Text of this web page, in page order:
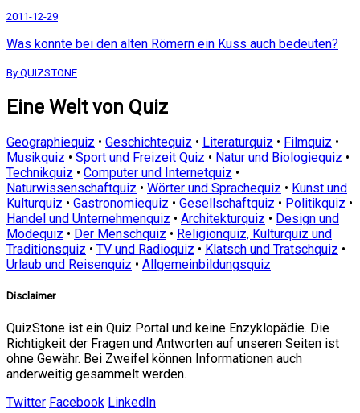
2011-12-29
Was konnte bei den alten Römern ein Kuss auch bedeuten?
By QUIZSTONE
Eine Welt von Quiz
Geographiequiz • Geschichtequiz • Literaturquiz • Filmquiz •
Musikquiz • Sport und Freizeit Quiz • Natur und Biologiequiz •
Technikquiz • Computer und Internetquiz •
Naturwissenschaftquiz • Wörter und Sprachequiz • Kunst und
Kulturquiz • Gastronomiequiz • Gesellschaftquiz • Politikquiz •
Handel und Unternehmenquiz • Architekturquiz • Design und
Modequiz • Der Menschquiz • Religionquiz, Kulturquiz und
Traditionsquiz • TV und Radioquiz • Klatsch und Tratschquiz •
Urlaub und Reisenquiz • Allgemeinbildungsquiz
Disclaimer
QuizStone ist ein Quiz Portal und keine Enzyklopädie. Die
Richtigkeit der Fragen und Antworten auf unseren Seiten ist
ohne Gewähr. Bei Zweifel können Informationen auch
anderweitig gesammelt werden.
Twitter Facebook LinkedIn